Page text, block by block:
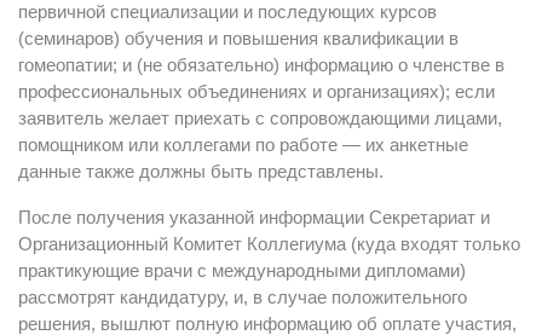
первичной специализации и последующих курсов
(семинаров) обучения и повышения квалификации в
гомеопатии; и (не обязательно) информацию о членстве в
профессиональных объединениях и организациях); если
заявитель желает приехать с сопровождающими лицами,
помощником или коллегами по работе — их анкетные
данные также должны быть представлены.
После получения указанной информации Секретариат и
Организационный Комитет Коллегиума (куда входят только
практикующие врачи с международными дипломами)
рассмотрят кандидатуру, и, в случае положительного
решения, вышлют полную информацию об оплате участия,